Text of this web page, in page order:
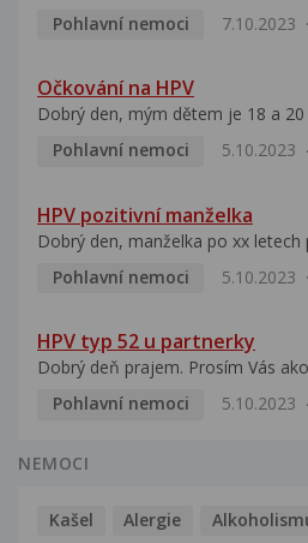
Pohlavní nemoci
7.10.2023
Očkování na HPV
Dobrý den, mým dětem je 18 a 20
Pohlavní nemoci
5.10.2023
HPV pozitivní manželka
Dobrý den, manželka po xx letech
Pohlavní nemoci
5.10.2023
HPV typ 52 u partnerky
Dobrý deň prajem. Prosím Vás
Pohlavní nemoci
5.10.2023
NEMOCI
Kašel Alergie